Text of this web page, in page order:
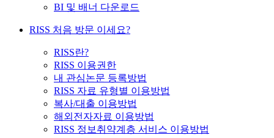
BI 및 배너 다운로드
RISS 처음 방문 이세요?
RISS란?
RISS 이용권한
내 관심논문 등록방법
RISS 자료 유형별 이용방법
복사/대출 이용방법
해외전자자료 이용방법
RISS 정보취약계층 서비스 이용방법